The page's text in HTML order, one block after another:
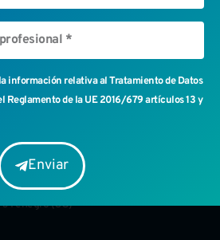
Enviar
Fenegrò (CO)
información relativa al Tratamiento de Datos
Reglamento de la UE 2016/679 artículos 13 y
Enviar